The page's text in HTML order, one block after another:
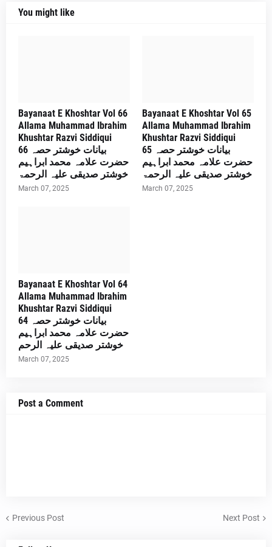
You might like
Bayanaat E Khoshtar Vol 66
Allama Muhammad Ibrahim
Khushtar Razvi Siddiqui
بیانات خوشتر حصہ 66
حضرت علامہ محمد ابراہیم
خوشتر صدیقی علیہ الرحمۃ
March 07, 2025
Bayanaat E Khoshtar Vol 65
Allama Muhammad Ibrahim
Khushtar Razvi Siddiqui
بیانات خوشتر حصہ 65
حضرت علامہ محمد ابراہیم
خوشتر صدیقی علیہ الرحمۃ
March 07, 2025
Bayanaat E Khoshtar Vol 64
Allama Muhammad Ibrahim
Khushtar Razvi Siddiqui
بیانات خوشتر حصہ 64
حضرت علامہ محمد ابراہیم
خوشتر صدیقی علیہ الرحم
March 07, 2025
Post a Comment
Previous Post Next Post